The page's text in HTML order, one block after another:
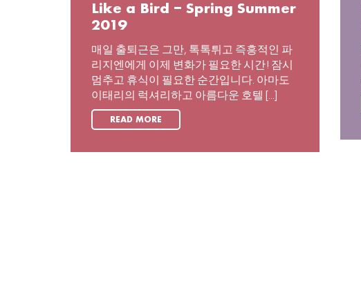
Like a Bird – Spring Summer
2019
매일 출퇴근은 그만, 톡톡튀고 즉흥적인 파
리지엔에게 이제 변화가 필요한 시간! 잠시
멈추고 휴식이 필요한 순간입니다. 아마도
이태리의 럭셔리하고 아름다운 호텔 [...]
READ MORE